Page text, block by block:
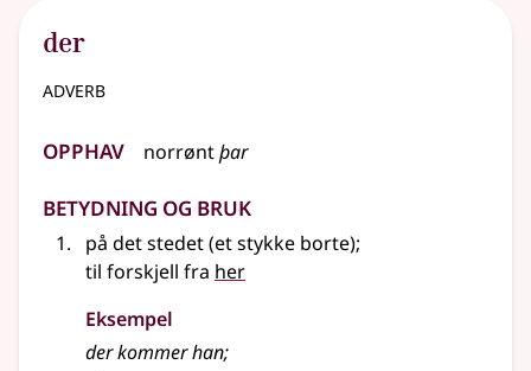
der
adverb
Opphav norrøntþar
Betydning og bruk
på det stedet (et stykke borte);
til forskjell fra her
Eksempel
derkommer han;